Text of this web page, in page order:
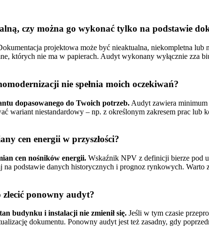
czy można go wykonać tylko na podstawie
projektowa może być nieaktualna, niekompletna
których nie ma w papierach. Audyt wykonany wyłącznie zza
nie spełnia moich oczekiwań?
dopasowanego do Twoich potrzeb. Audyt zawiera
wariant niestandardowy – np. z określonym zakresem prac lub
cen energii w przyszłości?
cen nośników energii. Wskaźnik NPV z definicji bierze pod
podstawie danych historycznych i prognoz rynkowych. Warto
ponowny audyt?
budynku i instalacji nie zmienił się. Jeśli w tym czasie
dokumentu. Ponowny audyt jest też zasadny, gdy